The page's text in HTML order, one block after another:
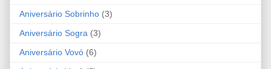
Aniversário Sobrinho (3)
Aniversário Sogra (3)
Aniversário Vovó (6)